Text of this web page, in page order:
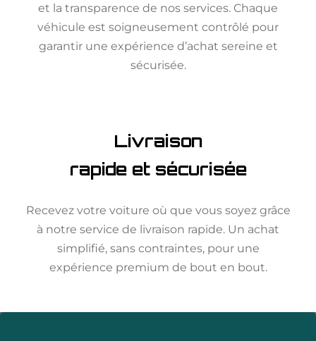
et la transparence de nos services. Chaque
véhicule est soigneusement contrôlé pour
garantir une expérience d’achat sereine et
sécurisée.
Livraison
rapide et sécurisée
Recevez votre voiture où que vous soyez grâce
à notre service de livraison rapide. Un achat
simplifié, sans contraintes, pour une
expérience premium de bout en bout.